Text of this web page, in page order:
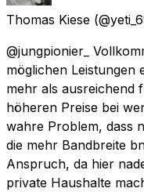
Thomas Kiese
@jungpionier_
möglichen Leistungen
mehr als ausreichend
höheren Preise bei
wahre Problem, dass
die mehr Bandbreite
Anspruch, da hier
private Haushalte